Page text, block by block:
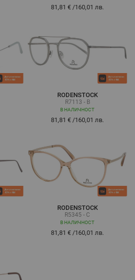
81,81 € /160,01 лв.
RODENSTOCK
R7113 - B
В НАЛИЧНОСТ
81,81 € /160,01 лв.
RODENSTOCK
R5345 - C
В НАЛИЧНОСТ
81,81 € /160,01 лв.